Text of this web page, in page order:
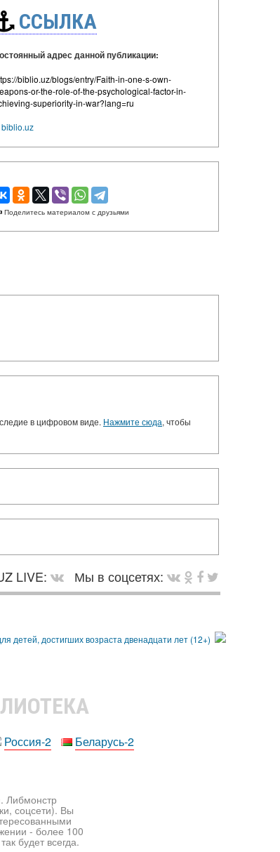
ССЫЛКА
адрес данной публикации:
biblio.uz/blogs/entry/Faith-in-one-s-own-
or-the-role-of-the-psychological-factor-in-
superiority-in-war?lang=ru
biblio.uz
Поделитесь материалом с друзьями
в цифровом виде. Нажмите сюда, чтобы
LIVE:
Мы в соцсетях:
Россия-2
Беларусь-2
Либмонстр
соцсети). Вы
- более 100
будет всегда.